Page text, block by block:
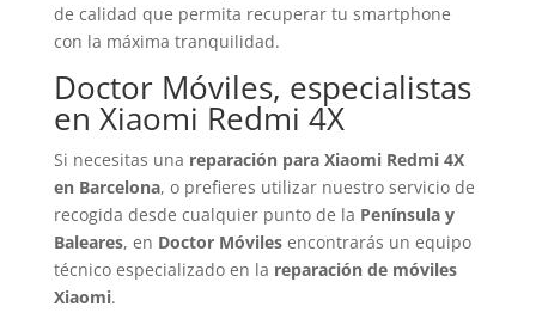
de calidad que permita recuperar tu smartphone
con la máxima tranquilidad.
Doctor Móviles, especialistas
en Xiaomi Redmi 4X
Si necesitas una reparación para Xiaomi Redmi 4X
en Barcelona, o prefieres utilizar nuestro servicio de
recogida desde cualquier punto de la Península y
Baleares, en Doctor Móvilesencontrarás un equipo
técnico especializado en la reparación de móviles
Xiaomi.